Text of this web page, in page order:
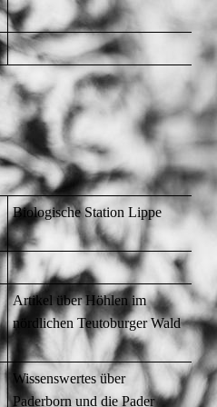
Biologische Station Lippe
Artikel über Höhlen im
nördlichen Teutoburger Wald
Wissenswertes über
Paderborn und die Pader